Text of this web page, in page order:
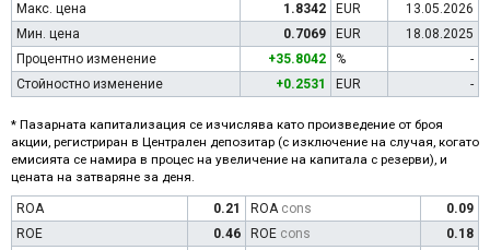
Макс. цена
1.8342 EUR
13.05.2026
Мин. цена
0.7069 EUR
18.08.2025
Процентно изменение
+35.8042 %
-
Стойностно изменение
+0.2531 EUR -
* Пазарната капитализация се изчислява като произведение от броя
акции, регистриран в Централен депозитар (с изключение на случая, когато
емисията се намира в процес на увеличение на капитала с резерви), и
цената на затваряне за деня.
ROA 0.21 ROA cons
0.09
ROE
0.46 ROE cons
0.18